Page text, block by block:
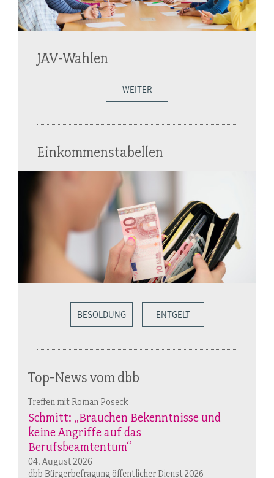
JAV-Wahlen
WEITER
Einkommenstabellen
BESOLDUNG ENTGELT
Top-News vom dbb
Treffen mit Roman Poseck
Schmitt: „Brauchen Bekenntnisse und
keine Angriffe auf das
Berufsbeamtentum“
04. August 2026
dbb Bürgerbefragung öffentlicher Dienst 2026